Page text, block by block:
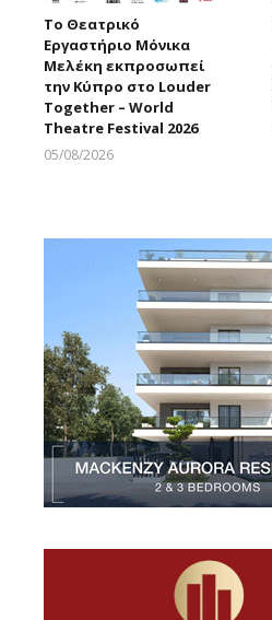
Το Θεατρικό
Εργαστήριο Μόνικα
Μελέκη εκπροσωπεί
την Κύπρο στο Louder
Together – World
Theatre Festival 2026
05/08/2026